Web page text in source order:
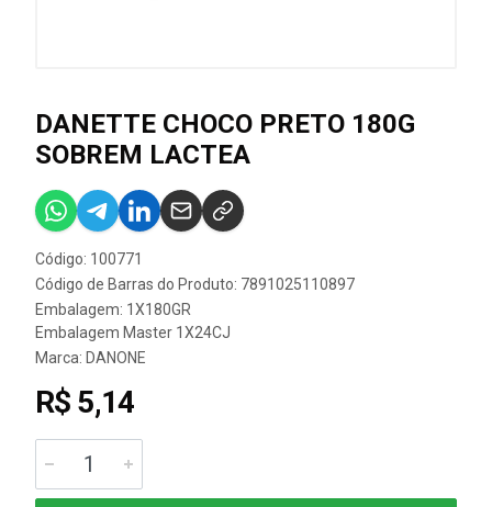
DANETTE CHOCO PRETO 180G
SOBREM LACTEA
Código: 100771
Código de Barras do Produto: 7891025110897
Embalagem: 1X180GR
Embalagem Master 1X24CJ
Marca: DANONE
R$ 5,14